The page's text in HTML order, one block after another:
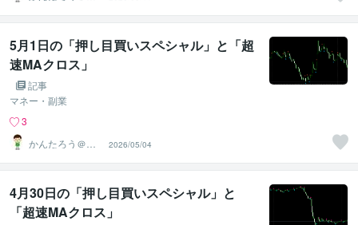
んたんFX
5月1日の「押し目買いスペシャル」と「超
速MAクロス」
記事
マネー・副業
3
かんたろう＠か
んたんFX
2026/05/04
4月30日の「押し目買いスペシャル」と
「超速MAクロス」